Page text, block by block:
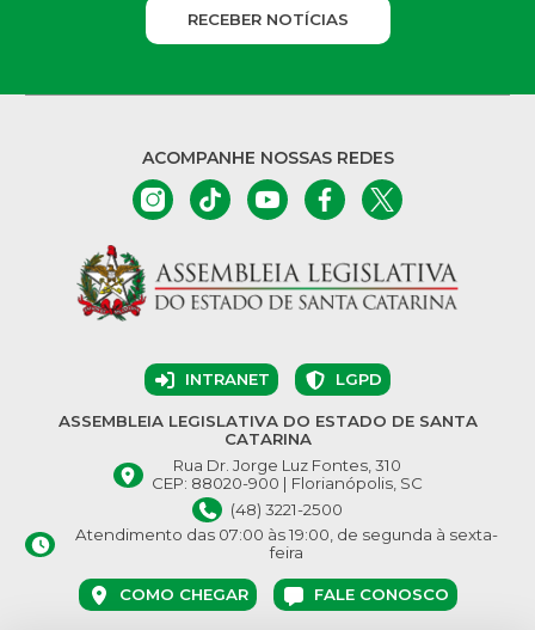
RECEBER NOTÍCIAS
ACOMPANHE NOSSAS REDES
INTRANET LGPD
ASSEMBLEIA LEGISLATIVA DO ESTADO DE SANTA
CATARINA
Rua Dr. Jorge Luz Fontes, 310
CEP: 88020-900 | Florianópolis, SC
(48) 3221-2500
Atendimento das 07:00 às 19:00, de segunda à sexta-
feira
COMO CHEGAR FALE CONOSCO